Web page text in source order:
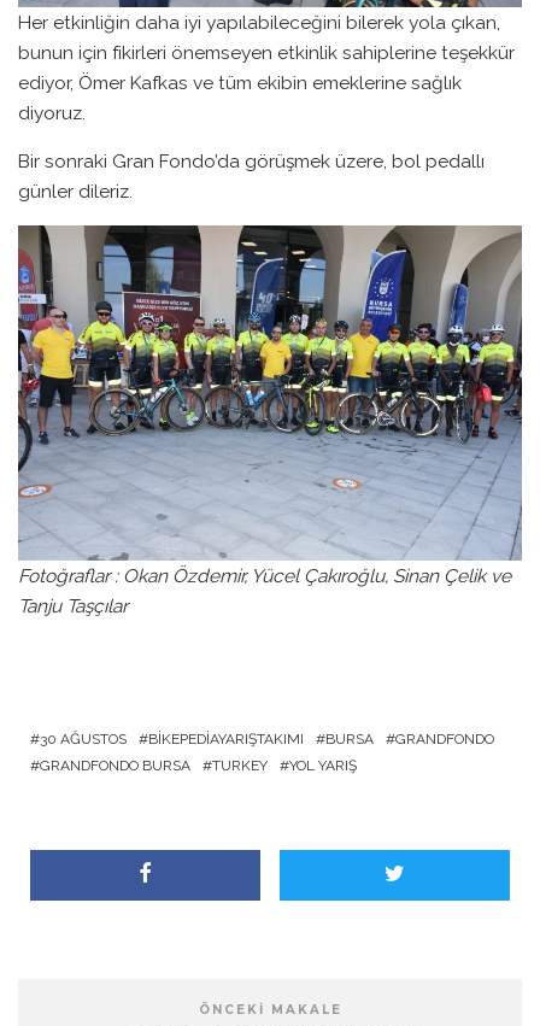
Her etkinliğin daha iyi yapılabileceğini bilerek yola çıkan,
bunun için fikirleri önemseyen etkinlik sahiplerine teşekkür
ediyor, Ömer Kafkas ve tüm ekibin emeklerine sağlık
diyoruz.
Bir sonraki Gran Fondo’da görüşmek üzere, bol pedallı
günler dileriz.
Fotoğraflar : Okan Özdemir, Yücel Çakıroğlu, Sinan Çelik ve
Tanju Taşçılar
30 AĞUSTOS BIKEPEDIAYARIŞTAKIMI BURSA
GRANDFONDO
GRANDFONDO BURSA
TURKEY YOL YARIŞ
ÖNCEKI MAKALE